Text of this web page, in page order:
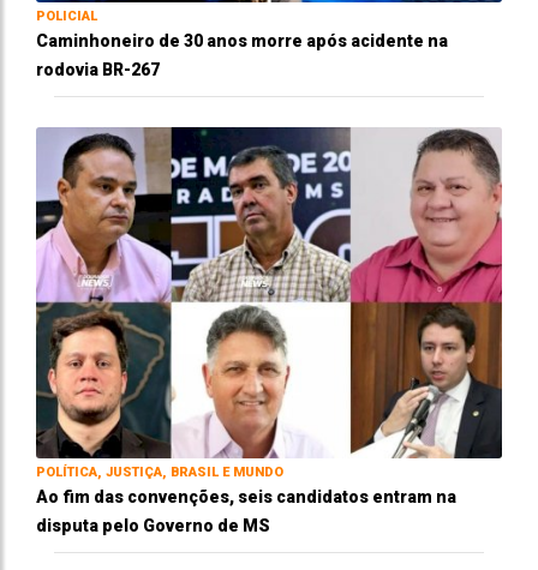
POLICIAL
Caminhoneiro de 30 anos morre após acidente na
rodovia BR-267
POLÍTICA, JUSTIÇA, BRASIL E MUNDO
Ao fim das convenções, seis candidatos entram na
disputa pelo Governo de MS